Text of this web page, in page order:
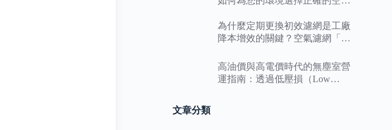
為什麼定期更換初效濾網是工廠
降本增效的關鍵？空氣濾網「乾
高油價與高電價時代的無塵室營
運指南：透過低壓損（Low
文章分類